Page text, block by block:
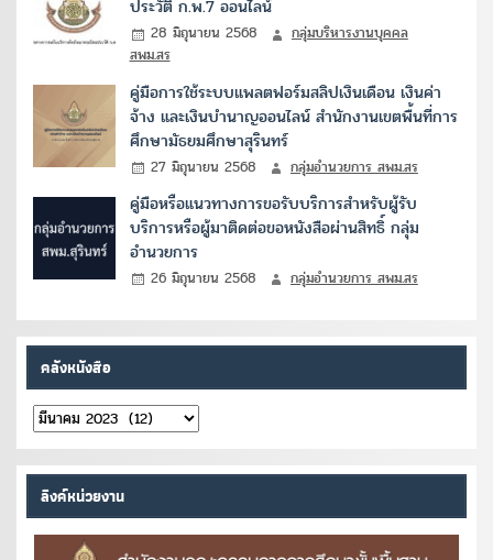
ประวัติ ก.พ.7 ออนไลน์
28 มิถุนายน 2568
กลุ่มบริหารงานบุคคล
สพม.สร
คู่มือการใช้ระบบแพลตฟอร์มสลิปเงินเดือน เงินค่า
จ้าง และเงินบำนาญออนไลน์ สำนักงานเขตพื้นที่การ
ศึกษามัธยมศึกษาสุรินทร์
27 มิถุนายน 2568 กลุ่มอำนวยการ สพม.สร
คู่มือหรือแนวทางการขอรับบริการสำหรับผู้รับ
บริการหรือผู้มาติดต่อขอหนังสือผ่านสิทธิ์ กลุ่ม
อำนวยการ
26 มิถุนายน 2568 กลุ่มอำนวยการ สพม.สร
คลังหนังสือ
คลัง
หนังสือ
ลิงค์หน่วยงาน